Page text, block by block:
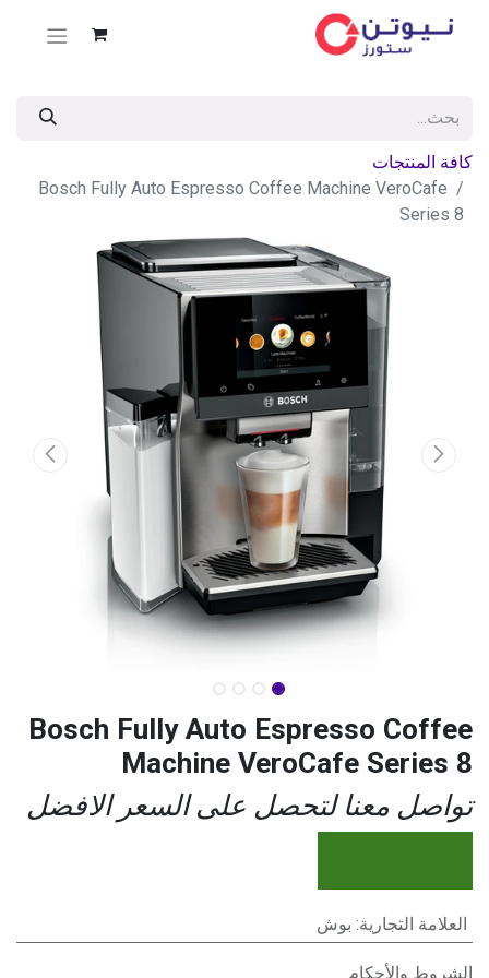
كافة المنتجات
Bosch Fully Auto Espresso Coffee Machine VeroCafe
Series 8
Bosch Fully Auto Espresso Coffee
Machine VeroCafe Series 8
تواصل معنا لتحصل على السعر الافضل
العلامة التجارية: بوش
الشروط والأحكام